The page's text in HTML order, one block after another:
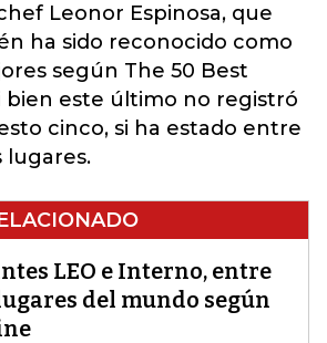
Leonor Espinosa, que
ha sido reconocido como
según The 50 Best
bien este último no registró
cinco, si ha estado entre
lugares.
LEO e Interno, entre
del mundo según